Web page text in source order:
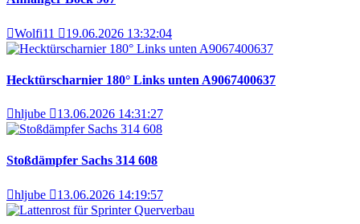
Wolfi11 19.06.2026 13:32:04
Hecktürscharnier 180° Links unten A9067400637
hljube 13.06.2026 14:31:27
Stoßdämpfer Sachs 314 608
hljube 13.06.2026 14:19:57